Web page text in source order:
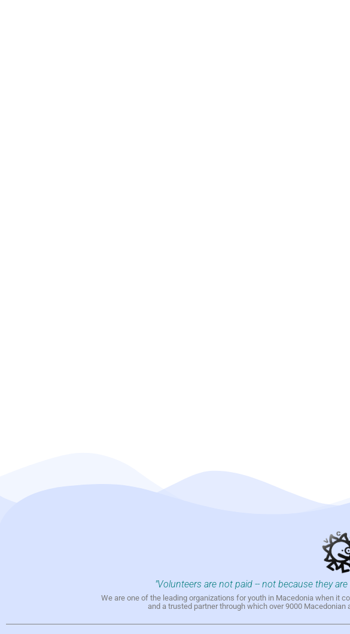
"Volunteers are not paid -- not because they
We are one of the leading organizations for youth in Macedonia when it
and a trusted partner through which over 9000